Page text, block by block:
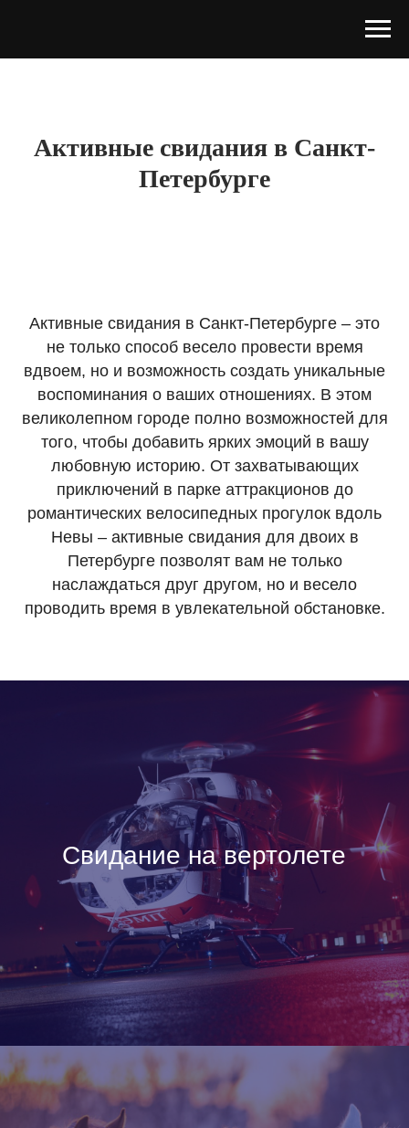
Активные свидания в Санкт-
Петербурге
Активные свидания в Санкт-Петербурге – это
не только способ весело провести время
вдвоем, но и возможность создать уникальные
воспоминания о ваших отношениях. В этом
великолепном городе полно возможностей для
того, чтобы добавить ярких эмоций в вашу
любовную историю. От захватывающих
приключений в парке аттракционов до
романтических велосипедных прогулок вдоль
Невы – активные свидания для двоих в
Петербурге позволят вам не только
наслаждаться друг другом, но и весело
проводить время в увлекательной обстановке.
Свидание на вертолете